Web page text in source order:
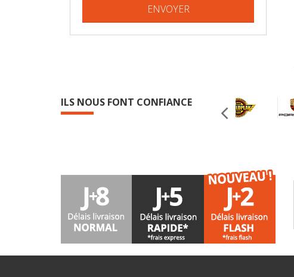
ILS NOUS FONT CONFIANCE